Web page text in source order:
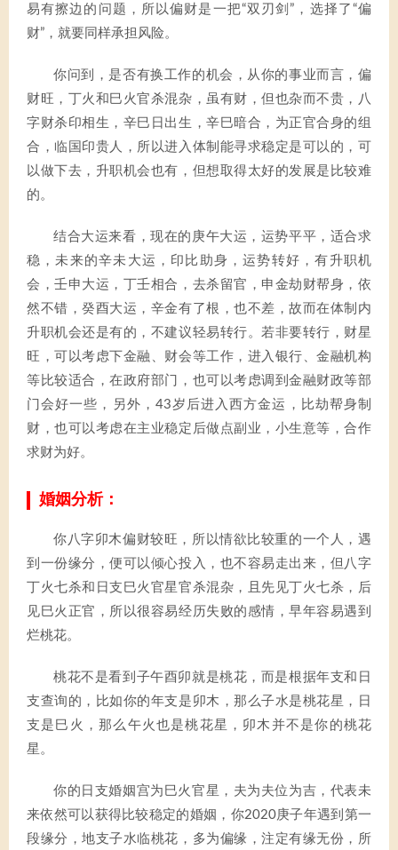
易有擦边的问题，所以偏财是一把“双刃剑”，选择了“偏
财”，就要同样承担风险。
你问到，是否有换工作的机会，从你的事业而言，偏
财旺，丁火和巳火官杀混杂，虽有财，但也杂而不贵，八
字财杀印相生，辛巳日出生，辛巳暗合，为正官合身的组
合，临国印贵人，所以进入体制能寻求稳定是可以的，可
以做下去，升职机会也有，但想取得太好的发展是比较难
的。
结合大运来看，现在的庚午大运，运势平平，适合求
稳，未来的辛未大运，印比助身，运势转好，有升职机
会，壬申大运，丁壬相合，去杀留官，申金劫财帮身，依
然不错，癸酉大运，辛金有了根，也不差，故而在体制内
升职机会还是有的，不建议轻易转行。若非要转行，财星
旺，可以考虑下金融、财会等工作，进入银行、金融机构
等比较适合，在政府部门，也可以考虑调到金融财政等部
门会好一些，另外，43岁后进入西方金运，比劫帮身制
财，也可以考虑在主业稳定后做点副业，小生意等，合作
求财为好。
婚姻分析：
你八字卯木偏财较旺，所以情欲比较重的一个人，遇
到一份缘分，便可以倾心投入，也不容易走出来，但八字
丁火七杀和日支巳火官星官杀混杂，且先见丁火七杀，后
见巳火正官，所以很容易经历失败的感情，早年容易遇到
烂桃花。
桃花不是看到子午酉卯就是桃花，而是根据年支和日
支查询的，比如你的年支是卯木，那么子水是桃花星，日
支是巳火，那么午火也是桃花星，卯木并不是你的桃花
星。
你的日支婚姻宫为巳火官星，夫为夫位为吉，代表未
来依然可以获得比较稳定的婚姻，你2020庚子年遇到第一
段缘分，地支子水临桃花，多为偏缘，注定有缘无份，所